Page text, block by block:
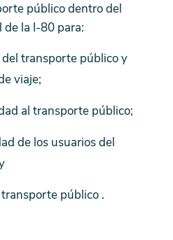
público dentro del
de la I-80 para:
transporte público y
viaje;
al transporte público;
de los usuarios del
público .